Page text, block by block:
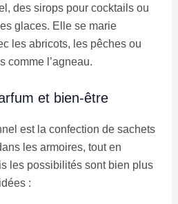
des sirops pour cocktails ou
glaces. Elle se marie
les abricots, les pêches ou
comme l’agneau.
et bien-être
est la confection de sachets
les armoires, tout en
les possibilités sont bien plus
: